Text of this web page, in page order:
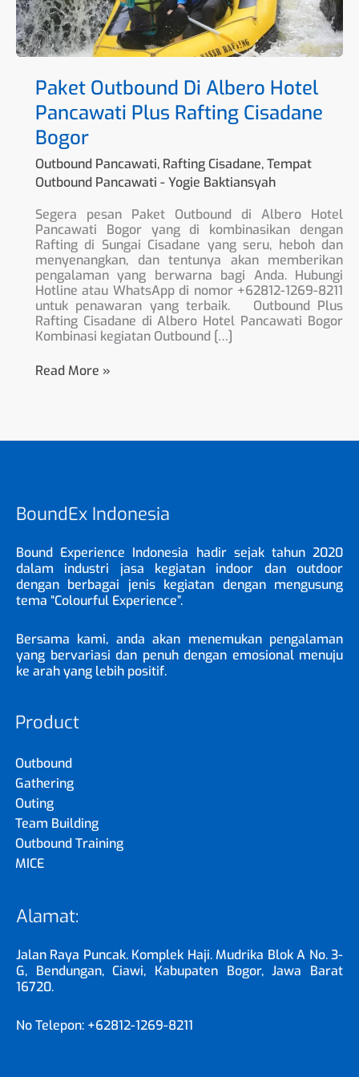
Paket Outbound Di Albero Hotel
Pancawati Plus Rafting Cisadane
Bogor
Outbound Pancawati, Rafting Cisadane,Tempat
Outbound Pancawati -Yogie Baktiansyah
Segera pesan Paket Outbound di Albero Hotel
Pancawati Bogor yang di kombinasikan dengan
Rafting di Sungai Cisadane yang seru, heboh dan
menyenangkan, dan tentunya akan memberikan
pengalaman yang berwarna bagi Anda. Hubungi
Hotline atau WhatsApp di nomor +62812-1269-8211
untuk penawaran yang terbaik. Outbound Plus
Rafting Cisadane di Albero Hotel Pancawati Bogor
Kombinasi kegiatan Outbound […]
Bogor
Read More »
BoundEx Indonesia
Bound Experience Indonesia hadir sejak tahun 2020
dalam industri jasa kegiatan indoor dan outdoor
dengan berbagai jenis kegiatan dengan mengusung
tema “Colourful Experience”.
Bersama kami, anda akan menemukan pengalaman
yang bervariasi dan penuh dengan emosional menuju
ke arah yang lebih positif.
Product
Outbound
Gathering
Outing
Team Building
Outbound Training
MICE
Alamat:
Jalan Raya Puncak. Komplek Haji. Mudrika Blok A No. 3-
G, Bendungan, Ciawi, Kabupaten Bogor, Jawa Barat
16720.
No Telepon: +62812-1269-8211